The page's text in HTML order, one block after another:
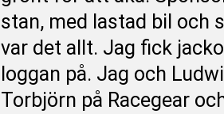
stan, med lastad bil och
var det allt. Jag fick
loggan på. Jag och
Torbjörn på Racegear